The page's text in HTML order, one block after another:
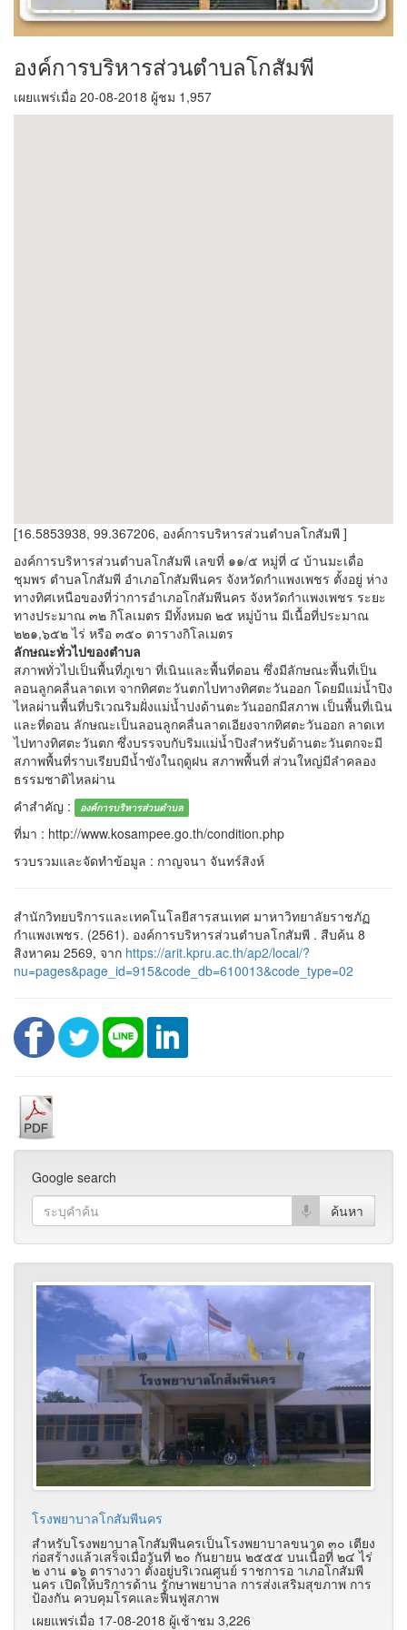
องค์การบริหารส่วนตำบลโกสัมพี
เผยแพร่เมื่อ 20-08-2018 ผู้ชม 1,957
[16.5853938, 99.367206, องค์การบริหารส่วนตำบลโกสัมพี ]
องค์การบริหารส่วนตำบลโกสัมพี เลขที่ ๑๑/๕ หมู่ที่ ๔ บ้านมะเดื่อ
ชุมพร ตำบลโกสัมพี อำเภอโกสัมพีนคร จังหวัดกำแพงเพชร ตั้งอยู่ ห่าง
ทางทิศเหนือของที่ว่าการอำเภอโกสัมพีนคร จังหวัดกำแพงเพชร ระยะ
ทางประมาณ ๓๒ กิโลเมตร มีทั้งหมด ๒๕ หมู่บ้าน มีเนื้อที่ประมาณ
๒๒๑,๖๕๒ ไร่ หรือ ๓๕๐ ตารางกิโลเมตร
ลักษณะทั่วไปของตำบล
สภาพทั่วไปเป็นพื้นที่ภูเขา ที่เนินและพื้นที่ดอน ซึ่งมีลักษณะพื้นที่เป็น
ลอนลูกคลื่นลาดเท จากทิศตะวันตกไปทางทิศตะวันออก โดยมีแม่น้ำปิง
ไหลผ่านพื้นที่บริเวณริมฝั่งแม่น้ำปงด้านตะวันออกมีสภาพ เป็นพื้นที่เนิน
และที่ดอน ลักษณะเป็นลอนลูกคลื่นลาดเอียงจากทิศตะวันออก ลาดเท
ไปทางทิศตะวันตก ซึ่งบรรจบกับริมแม่น้ำปิงสำหรับด้านตะวันตกจะมี
สภาพพื้นที่ราบเรียบมีน้ำขังในฤดูฝน สภาพพื้นที่ ส่วนใหญ่มีลำคลอง
ธรรมชาติไหลผ่าน
คำสำคัญ :
องค์การบริหารส่วนตำบล
ที่มา : http://www.kosampee.go.th/condition.php
รวบรวมและจัดทำข้อมูล : กาญจนา จันทร์สิงห์
สำนักวิทยบริการและเทคโนโลยีสารสนเทศ มาหาวิทยาลัยราชภัฏ
กำแพงเพชร. (2561). องค์การบริหารส่วนตำบลโกสัมพี . สืบค้น 8
สิงหาคม 2569, จาก https://arit.kpru.ac.th/ap2/local/?
nu=pages&page_id=915&code_db=610013&code_type=02
Google search
โรงพยาบาลโกสัมพีนคร
สำหรับโรงพยาบาลโกสัมพีนครเป็นโรงพยาบาลขนาด ๓๐ เตียง
ก่อสร้างแล้วเสร็จเมื่อวันที่ ๒๐ กันยายน ๒๕๕๕ บนเนื้อที่ ๒๔ ไร่
๒ งาน ๑๖ ตารางวา ตั้งอยู่บริเวณศูนย์ ราชการอ าเภอโกสัมพี
นคร เปิดให้บริการด้าน รักษาพยาบาล การส่งเสริมสุขภาพ การ
ป้องกัน ควบคุมโรคและฟื้นฟูสภาพ
เผยแพร่เมื่อ 17-08-2018 ผู้เช้าชม 3,226